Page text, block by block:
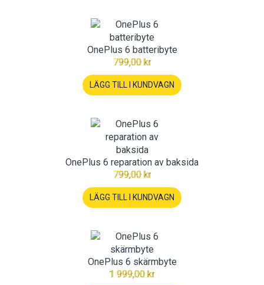
OnePlus 6 batteribyte
799,00 kr
LÄGG TILL I KUNDVAGN
OnePlus 6 reparation av baksida
799,00 kr
LÄGG TILL I KUNDVAGN
OnePlus 6 skärmbyte
1 999,00 kr